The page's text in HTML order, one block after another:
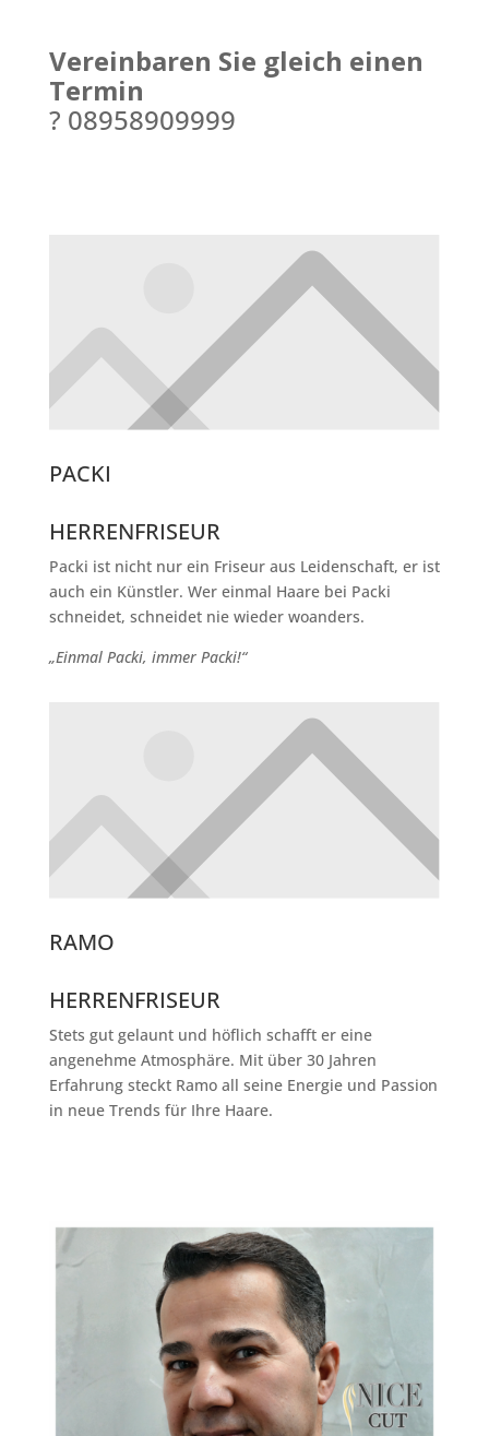
Vereinbaren Sie gleich einen
Termin
? 08958909999
PACKI
HERRENFRISEUR
Packi ist nicht nur ein Friseur aus Leidenschaft, er ist
auch ein Künstler. Wer einmal Haare bei Packi
schneidet, schneidet nie wieder woanders.
„Einmal Packi, immer Packi!“
RAMO
HERRENFRISEUR
Stets gut gelaunt und höflich schafft er eine
angenehme Atmosphäre. Mit über 30 Jahren
Erfahrung steckt Ramo all seine Energie und Passion
in neue Trends für Ihre Haare.